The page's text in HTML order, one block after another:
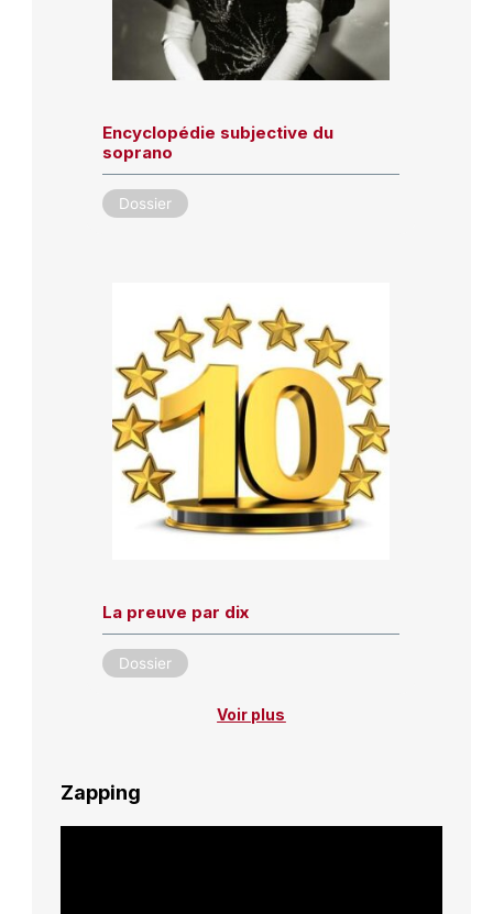
Encyclopédie subjective du
soprano
Dossier
La preuve par dix
Dossier
Voir plus
Zapping